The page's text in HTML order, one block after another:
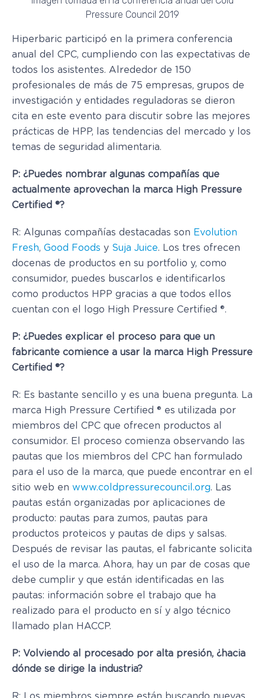
Pressure Council 2019
Hiperbaric participó en la primera conferencia
anual del CPC, cumpliendo con las expectativas de
todos los asistentes. Alrededor de 150
profesionales de más de 75 empresas, grupos de
investigación y entidades reguladoras se dieron
cita en este evento para discutir sobre las mejores
prácticas de HPP, las tendencias del mercado y los
temas de seguridad alimentaria.
P: ¿Puedes nombrar algunas compañías que
actualmente aprovechan la marca High Pressure
Certified ®?
R: Algunas compañías destacadas son Evolution
Fresh, Good Foods y Suja Juice. Los tres ofrecen
docenas de productos en su portfolio y, como
consumidor, puedes buscarlos e identificarlos
como productos HPP gracias a que todos ellos
cuentan con el logo High Pressure Certified ®.
P: ¿Puedes explicar el proceso para que un
fabricante comience a usar la marca High Pressure
Certified ®?
R: Es bastante sencillo y es una buena pregunta. La
marca High Pressure Certified ® es utilizada por
miembros del CPC que ofrecen productos al
consumidor. El proceso comienza observando las
pautas que los miembros del CPC han formulado
para el uso de la marca, que puede encontrar en el
sitio web en www.coldpressurecouncil.org. Las
pautas están organizadas por aplicaciones de
producto: pautas para zumos, pautas para
productos proteicos y pautas de dips y salsas.
Después de revisar las pautas, el fabricante solicita
el uso de la marca. Ahora, hay un par de cosas que
debe cumplir y que están identificadas en las
pautas: información sobre el trabajo que ha
realizado para el producto en sí y algo técnico
llamado plan HACCP.
P: Volviendo al procesado por alta presión, ¿hacia
dónde se dirige la industria?